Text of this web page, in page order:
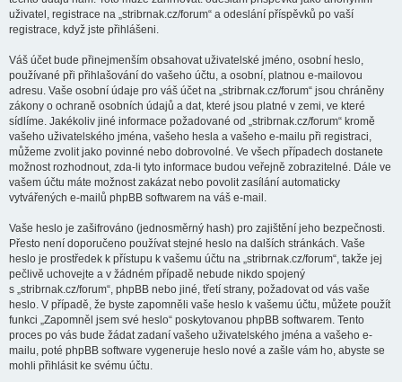
uživatel, registrace na „stribrnak.cz/forum“ a odeslání příspěvků po vaší
registrace, když jste přihlášeni.
Váš účet bude přinejmenším obsahovat uživatelské jméno, osobní heslo,
používané při přihlašování do vašeho účtu, a osobní, platnou e-mailovou
adresu. Vaše osobní údaje pro váš účet na „stribrnak.cz/forum“ jsou chráněny
zákony o ochraně osobních údajů a dat, které jsou platné v zemi, ve které
sídlíme. Jakékoliv jiné informace požadované od „stribrnak.cz/forum“ kromě
vašeho uživatelského jména, vašeho hesla a vašeho e-mailu při registraci,
můžeme zvolit jako povinné nebo dobrovolné. Ve všech případech dostanete
možnost rozhodnout, zda-li tyto informace budou veřejně zobrazitelné. Dále ve
vašem účtu máte možnost zakázat nebo povolit zasílání automaticky
vytvářených e-mailů phpBB softwarem na váš e-mail.
Vaše heslo je zašifrováno (jednosměrný hash) pro zajištění jeho bezpečnosti.
Přesto není doporučeno používat stejné heslo na dalších stránkách. Vaše
heslo je prostředek k přístupu k vašemu účtu na „stribrnak.cz/forum“, takže jej
pečlivě uchovejte a v žádném případě nebude nikdo spojený
s „stribrnak.cz/forum“, phpBB nebo jiné, třetí strany, požadovat od vás vaše
heslo. V případě, že byste zapomněli vaše heslo k vašemu účtu, můžete použít
funkci „Zapomněl jsem své heslo“ poskytovanou phpBB softwarem. Tento
proces po vás bude žádat zadaní vašeho uživatelského jména a vašeho e-
mailu, poté phpBB software vygeneruje heslo nové a zašle vám ho, abyste se
mohli přihlásit ke svému účtu.